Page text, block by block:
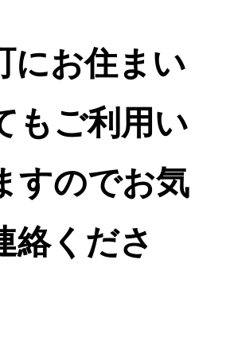
にお住まい
もご利用い
すのでお気
絡くださ